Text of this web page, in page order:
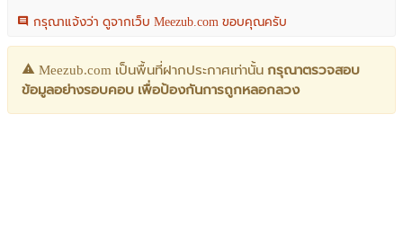
กรุณาแจ้งว่า ดูจากเว็บ Meezub.com ขอบคุณครับ
Meezub.com เป็นพื้นที่ฝากประกาศเท่านั้น กรุณาตรวจสอบ
ข้อมูลอย่างรอบคอบ เพื่อป้องกันการถูกหลอกลวง